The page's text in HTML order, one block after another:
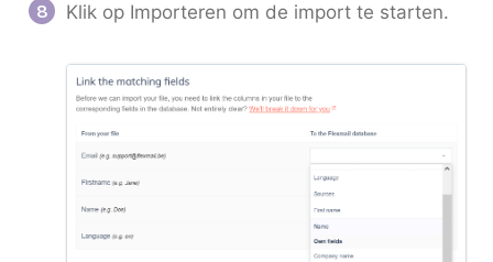
Klik op Importeren om de import te starten.